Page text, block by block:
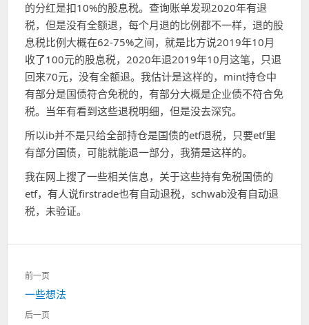
的分红是扣10%的股息税。查询账单发现2020年有退
税，但是没有全额退，每个月退的比例都不一样，退的股
息税比例大概在62-75%之间，就是比方说2019年10月
收了100元的股息税，2020年退2019年10月这笔，只退
回来70元，没有全额退。我估计是这样的，mint持仓中
有部分是国债符合免税的，有部分大概是企业债不符合免
税。当年有看到这些退税明细，但是没去深究。
所以ib并不是只给全部持仓是国债的etf退税，只要etf里
有部分国债，可能就能退一部分，我猜是这样的。
我在网上搜了一些相关信息，关于这些持有免税国债的
etf，有人说firstrade也有自动退税，schwab没有自动退
税，未验证。
文
章
导
航
前一页
上
一
一些想法
后一页